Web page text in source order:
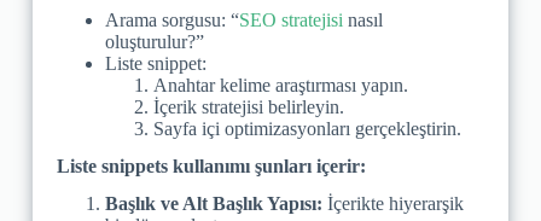
Arama sorgusu: “SEO stratejisi nasıl
oluşturulur?”
Liste snippet:
Anahtar kelime araştırması yapın.
İçerik stratejisi belirleyin.
Sayfa içi optimizasyonları gerçekleştirin.
Liste snippets kullanımı şunları içerir:
Başlık ve Alt Başlık Yapısı: İçerikte hiyerarşik